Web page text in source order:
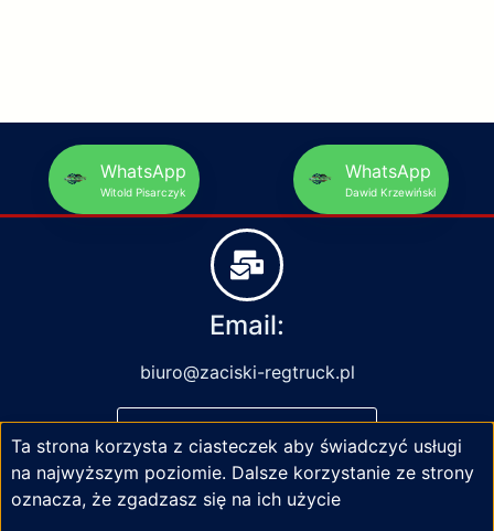
WhatsApp
Witold Pisarczyk
WhatsApp
Dawid Krzewiński
Email:
biuro@zaciski-regtruck.pl
NAPISZ DO NAS
Ta strona korzysta z ciasteczek aby świadczyć usługi
na najwyższym poziomie. Dalsze korzystanie ze strony
oznacza, że zgadzasz się na ich użycie